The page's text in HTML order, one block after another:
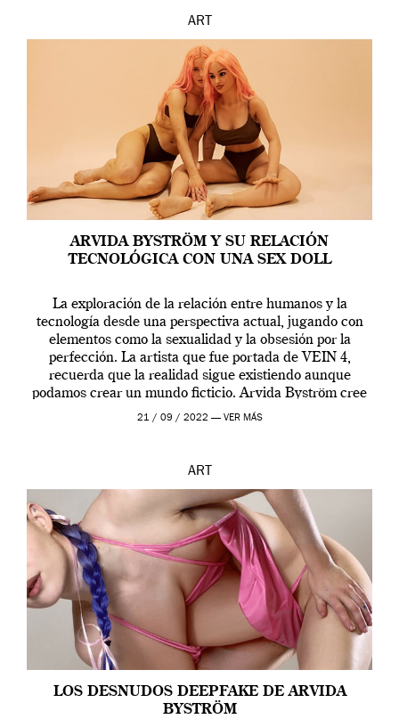
ART
ARVIDA BYSTRÖM Y SU RELACIÓN
TECNOLÓGICA CON UNA SEX DOLL
La exploración de la relación entre humanos y la
tecnología desde una perspectiva actual, jugando con
elementos como la sexualidad y la obsesión por la
perfección. La artista que fue portada de VEIN 4,
recuerda que la realidad sigue existiendo aunque
podamos crear un mundo ficticio. Arvida Byström cree
que los humanos tienen un complejo […]
21 / 09 / 2022 — VER MÁS
ART
LOS DESNUDOS DEEPFAKE DE ARVIDA
BYSTRÖM